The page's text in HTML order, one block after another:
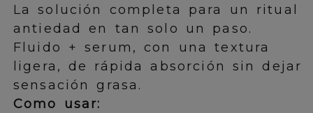
La solución completa para un ritual
antiedad en tan solo un paso.
Fluido + serum, con una textura
ligera, de rápida absorción sin dejar
sensación grasa.
Como usar: